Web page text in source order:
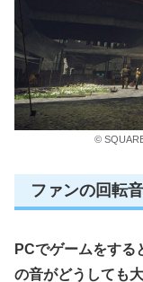
©
ファンの回転
PCでゲームをする
の音がどうしても